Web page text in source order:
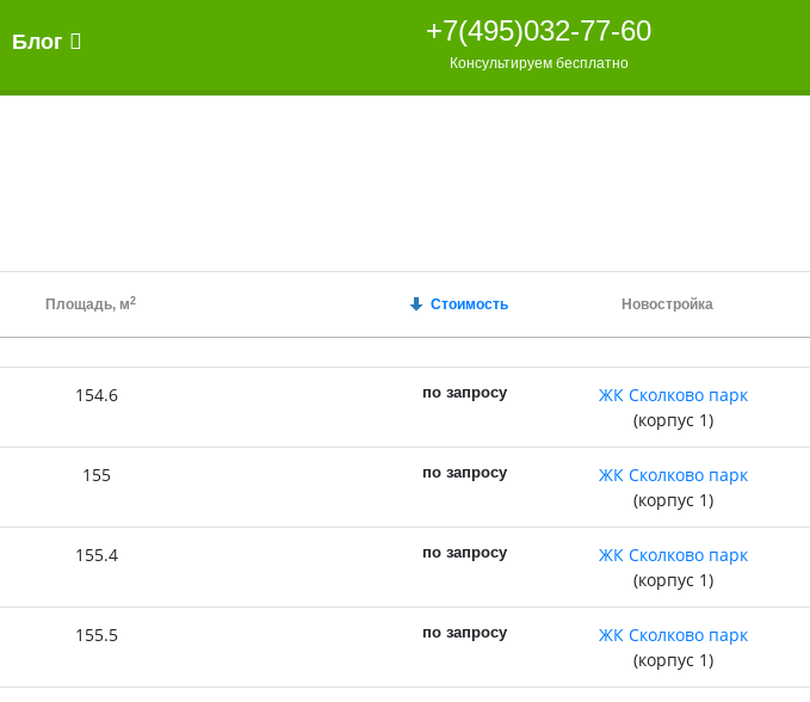
Блог +7(495)032-77-60
Консультируем бесплатно
Блог +7(495)032-77-60
Консультируем бесплатно
Площадь, м2 Стоимость Новостройка
154.6 по запросу
ЖК Сколково парк
(корпус 1)
155 по запросу
ЖК Сколково парк
(корпус 1)
155.4 по запросу
ЖК Сколково парк
(корпус 1)
155.5 по запросу
ЖК Сколково парк
(корпус 1)